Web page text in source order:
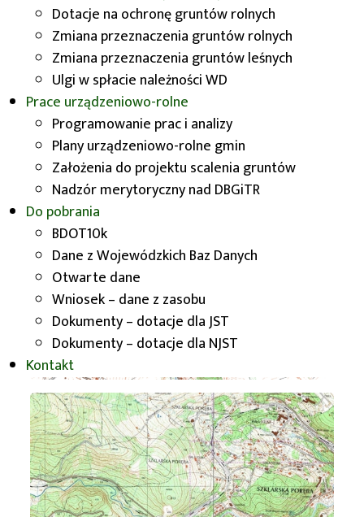
Dotacje na ochronę gruntów rolnych
Zmiana przeznaczenia gruntów rolnych
Zmiana przeznaczenia gruntów leśnych
Ulgi w spłacie należności WD
Prace urządzeniowo-rolne
Programowanie prac i analizy
Plany urządzeniowo-rolne gmin
Założenia do projektu scalenia gruntów
Nadzór merytoryczny nad DBGiTR
Do pobrania
BDOT10k
Dane z Wojewódzkich Baz Danych
Otwarte dane
Wniosek – dane z zasobu
Dokumenty – dotacje dla JST
Dokumenty – dotacje dla NJST
Kontakt